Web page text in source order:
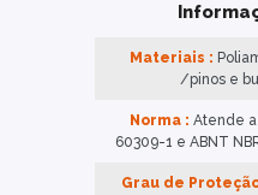
Materiais :
/pinos e
Norma : Atende a
60309-1 e ABNT
Grau de